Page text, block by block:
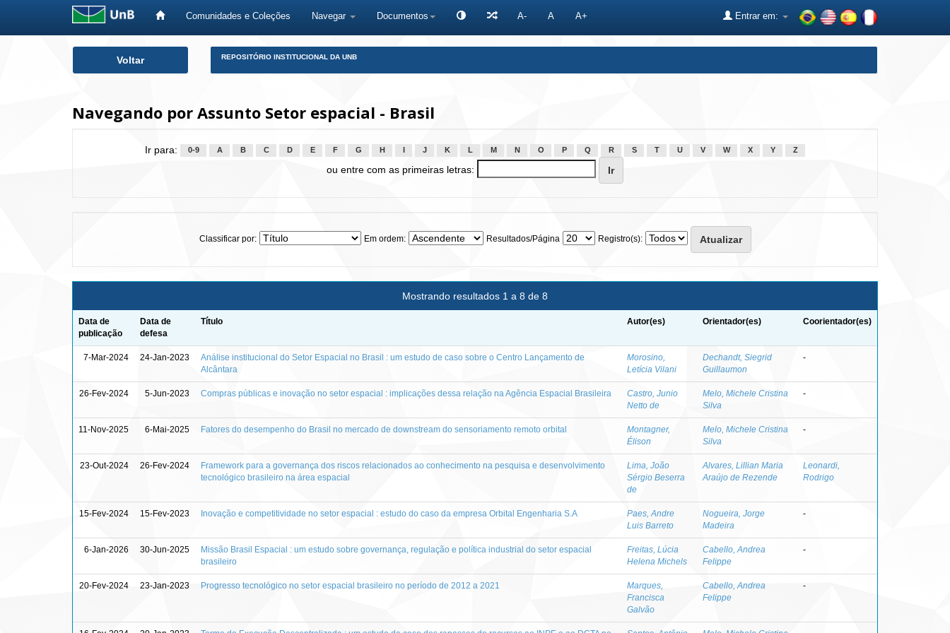
Comunidades e Coleções Navegar Documentos A- A A+ Entrar em:
Voltar REPOSITÓRIO INSTITUCIONAL DA UNB
Navegando por Assunto Setor espacial - Brasil
Ir para: 0-9 A B C D E F G H J K L M N O P Q R S T U V W X Y Z
ou entre com as primeiras letras:
Classificar por: Em ordem: Resultados/Página Registro(s):
Mostrando resultados 1 a 8 de 8
Data de
publicação
Data de
defesa
Título Autor(es) Orientador(es) Coorientador(es)
7-Mar-2024 24-Jan-2023
Análise institucional do Setor Espacial no Brasil : um estudo de caso sobre o Centro Lançamento de
Alcântara
Morosino,
Letícia Vilani
Dechandt, Siegrid
Guillaumon
-
26-Fev-2024 5-Jun-2023 Compras públicas e inovação no setor espacial : implicações dessa relação na Agência Espacial Brasileira
Castro, Junio
Netto de
Melo, Michele Cristina
Silva
-
11-Nov-2025 6-Mai-2025 Fatores do desempenho do Brasil no mercado de downstream do sensoriamento remoto orbital
Montagner,
Élison
Melo, Michele Cristina
Silva
-
23-Out-2024 26-Fev-2024
Framework para a governança dos riscos relacionados ao conhecimento na pesquisa e desenvolvimento
tecnológico brasileiro na área espacial
Lima, João
Sérgio Beserra
de
Alvares, Lillian Maria
Araújo de Rezende
Leonardi,
Rodrigo
15-Fev-2024 15-Fev-2023 Inovação e competitividade no setor espacial : estudo do caso da empresa Orbital Engenharia S.A
Paes, Andre
Luis Barreto
Nogueira, Jorge
Madeira
-
6-Jan-2026 30-Jun-2025
Missão Brasil Espacial : um estudo sobre governança, regulação e política industrial do setor espacial
brasileiro
Freitas, Lúcia
Helena Michels
Cabello, Andrea
Felippe
-
20-Fev-2024 23-Jan-2023 Progresso tecnológico no setor espacial brasileiro no período de 2012 a 2021
Marques,
Francisca
Galvão
Cabello, Andrea
Felippe
-